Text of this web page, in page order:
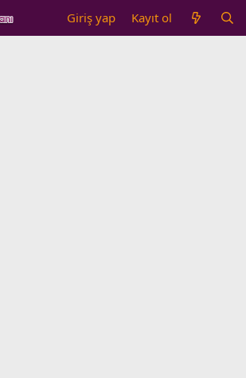
Giriş yap Kayıt ol